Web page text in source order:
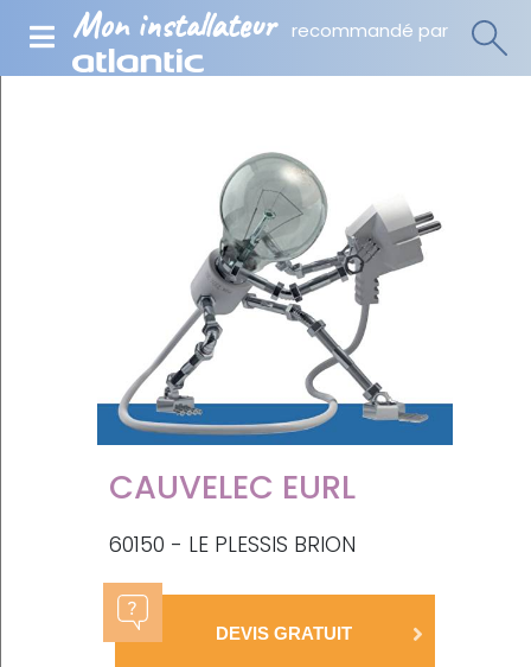
Mon installateur recommandé par
CAUVELEC EURL
60150 - LE PLESSIS BRION
DEVIS GRATUIT